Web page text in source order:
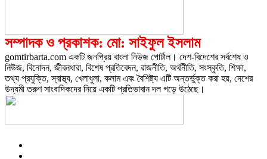
সম্পাদক ও প্রকাশক: মো: সাইফুল ইসলাম
gomtirbarta.com একটি জনপ্রিয় বাংলা নিউজ পোর্টাল। দেশ-বিদেশের সর্বশেষ ও
নিউজ, বিনোদন, জীবনধারা, বিশেষ প্রতিবেদন, রাজনীতি, অর্থনীতি, সংস্কৃতি, শিক্ষা,
তথ্য প্রযুক্তি, স্বাস্থ্য, খেলাধুলা, কলাম এবং বৈশিষ্ট্য এটি অন্তর্ভুক্ত করা হয়, দেশের
উদ্যমী তরুণ সাংবাদিকদের নিয়ে একটি প্রতিভাবান দল গড়ে উঠেছে।